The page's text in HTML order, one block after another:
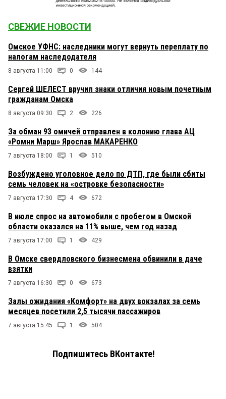
СВЕЖИЕ НОВОСТИ
Омское УФНС: наследники могут вернуть переплату по
налогам наследодателя
8 августа 11:00 0 144
Сергей ШЕЛЕСТ вручил знаки отличия новым почетным
гражданам Омска
8 августа 09:30 2 226
За обман 93 омичей отправлен в колонию глава АЦ
«Ромни Марш» Ярослав МАКАРЕНКО
7 августа 18:00 1 510
Возбуждено уголовное дело по ДТП, где были сбиты
семь человек на «островке безопасности»
7 августа 17:30 4 672
В июле спрос на автомобили с пробегом в Омской
области оказался на 11% выше, чем год назад
7 августа 17:00 1 429
В Омске свердловского бизнесмена обвинили в даче
взятки
7 августа 16:30 0 673
Залы ожидания «Комфорт» на двух вокзалах за семь
месяцев посетили 2,5 тысячи пассажиров
7 августа 15:45 1 504
Подпишитесь ВКонтакте!